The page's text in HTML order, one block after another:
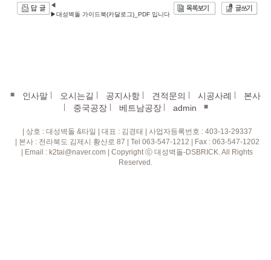
◀
▶대성벽돌 가이드북(카달로그)_PDF 입니다
■ 인사말 오시는길 공지사항 견적문의 시공사례 본사
중국공장 베트남공장| admin ■
| 상호 : 대성벽돌 &타일 | 대표 : 김경태 | 사업자등록번호 : 403-13-29337
| 본사 : 전라북도 김제시 황산로 87 | Tel 063-547-1212 | Fax : 063-547-1202
| Email : k2tai@naver.com | Copyright ⓒ 대성벽돌-DSBRICK. All Rights
Reserved.